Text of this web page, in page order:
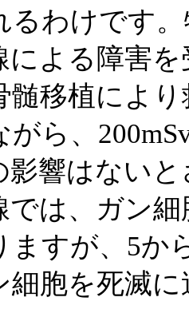
るわけです
による障害
髄移植によ
がら、
影響はない
では、ガン
ますが、5か
細胞を死滅